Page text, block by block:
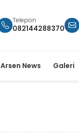
Telepon
082144288370
Arsen News Galeri